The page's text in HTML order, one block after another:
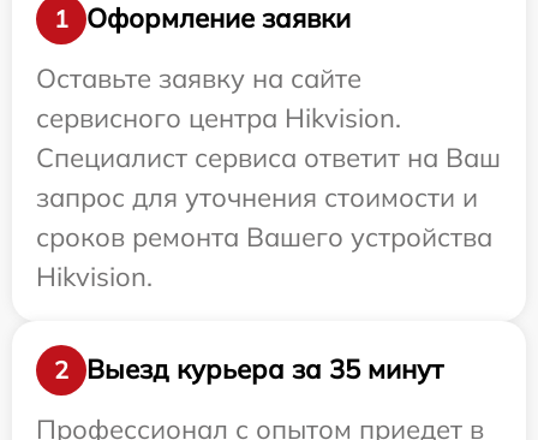
1
Оформление заявки
Оставьте заявку на сайте
сервисного центра Hikvision.
Специалист сервиса ответит на Ваш
запрос для уточнения стоимости и
сроков ремонта Вашего устройства
Hikvision.
2
Выезд курьера за 35 минут
Профессионал с опытом приедет в